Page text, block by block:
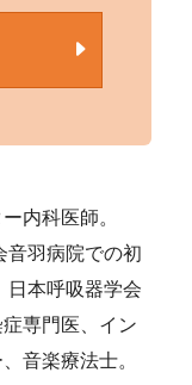
内科医師。
音羽病院での初
日本呼吸器学会
専門医、イン
音楽療法士。